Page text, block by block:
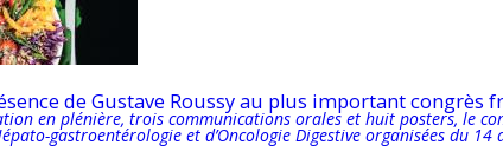
de Gustave Roussy au plus important congrès
en plénière, trois communications orales et huit posters, le
gastroentérologie et d’Oncologie Digestive organisées du